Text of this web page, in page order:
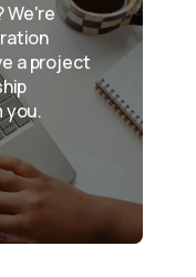
We're
a project
you.